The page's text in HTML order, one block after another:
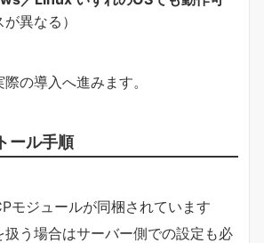
異なる）
の導入へ進みます。
ール手順
モジュールが同梱されています
扱う場合はサーバー側での設定も必